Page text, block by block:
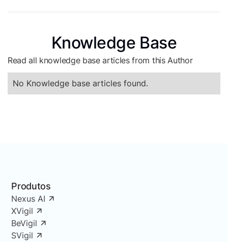
Knowledge Base
Read all knowledge base articles from this Author
No Knowledge base articles found.
Produtos
Nexus AI
XVigil
BeVigil
SVigil